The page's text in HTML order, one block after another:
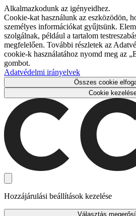
Alkalmazkodunk az igényeidhez.
Cookie-kat használunk az eszközödön,
személyes információkat gyűjtsünk.
szolgálnak, például a tartalom
megfelelően. További részletek az
cookie-k használatához nyomd meg az
gombot.
Adatvédelmi irányelvek
Összes cookie
Cookie
Hozzájárulási beállítások kezelése
Választás